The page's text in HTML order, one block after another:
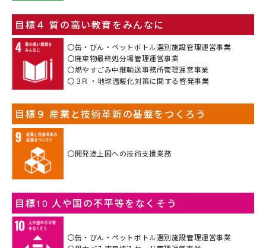
目標４ 質の高い教育をみんなに
〇缶・びん・ペットボトル選別施設管理運営事業
〇廃棄物最終処分場管理運営事業
〇燃やすごみ中継輸送事務所管理運営事業
〇３R ・地球温暖化対策に関する啓発事業
目標９ 産業と技術革新の基盤をつくろう
〇開発途上国への技術支援業務
目標10 人や国の不平等をなくそう
〇缶・びん・ペットボトル選別施設管理運営事業